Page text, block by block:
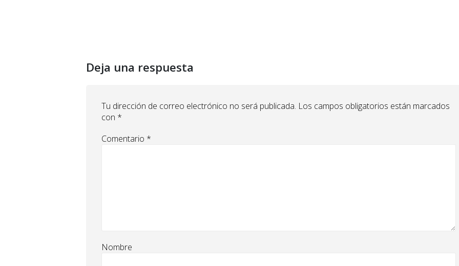
Deja una respuesta
Tu dirección de correo electrónico no será publicada. Los campos obligatorios están marcados
con *
Comentario *
Nombre